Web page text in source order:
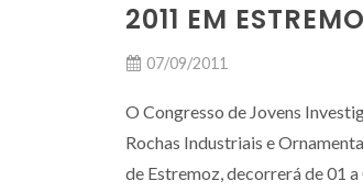
2011 EM
07/09/2011
O Congresso de Jovens
Rochas Industriais e
de Estremoz, decorrerá de 01